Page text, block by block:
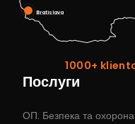
Bratislava
1000+
Послуги
ОП: Безпека та охорона